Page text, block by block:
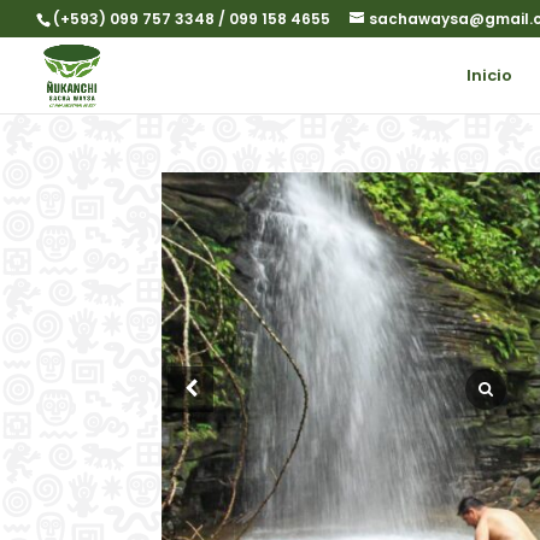
(+593) 099 757 3348 / 099 158 4655
Inicio